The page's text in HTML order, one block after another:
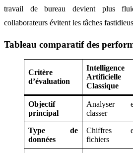
travail de bureau devient plus
collaborateurs évitent les tâches
Tableau comparatif des
Critère
d’évaluation
Intelligence
Artificielle
Classique
Objectif
principal
Analyser
classer
Type de
données
Chiffres
fichiers